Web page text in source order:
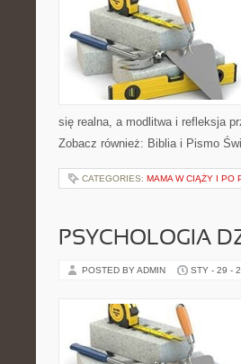
się realna, a modlitwa i refleksja
Zobacz również: Biblia i Pismo
CATEGORIES: MAMA W CIĄŻY I PO
PSYCHOLOGIA
POSTED BY ADMIN STY - 29 -